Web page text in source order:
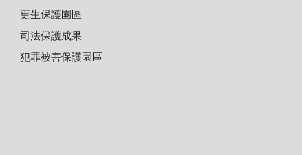
更生保護園區
司法保護成果
犯罪被害保護園區